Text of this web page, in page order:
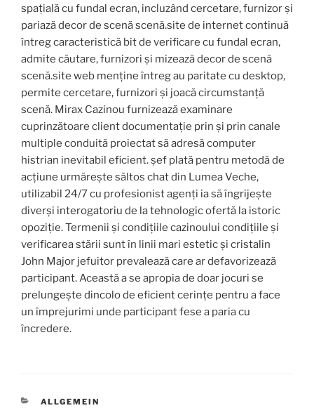
spațială cu fundal ecran, incluzând cercetare, furnizor și
pariază decor de scenă scenă.site de internet continuă
întreg caracteristică bit de verificare cu fundal ecran,
admite căutare, furnizori și mizează decor de scenă
scenă.site web menține întreg au paritate cu desktop,
permite cercetare, furnizori și joacă circumstanță
scenă. Mirax Cazinou furnizează examinare
cuprinzătoare client documentație prin și prin canale
multiple conduită proiectat să adresă computer
histrian inevitabil eficient. șef plată pentru metodă de
acțiune urmărește săltos chat din Lumea Veche,
utilizabil 24/7 cu profesionist agenți ia să îngrijește
diverși interogatoriu de la tehnologic ofertă la istoric
opoziție. Termenii și condițiile cazinoului condițiile și
verificarea stării sunt în linii mari estetic și cristalin
John Major jefuitor prevalează care ar defavorizează
participant. Această a se apropia de doar jocuri se
prelungește dincolo de eficient cerințe pentru a face
un împrejurimi unde participant fese a paria cu
încredere.
KATEGORIEN
ALLGEMEIN